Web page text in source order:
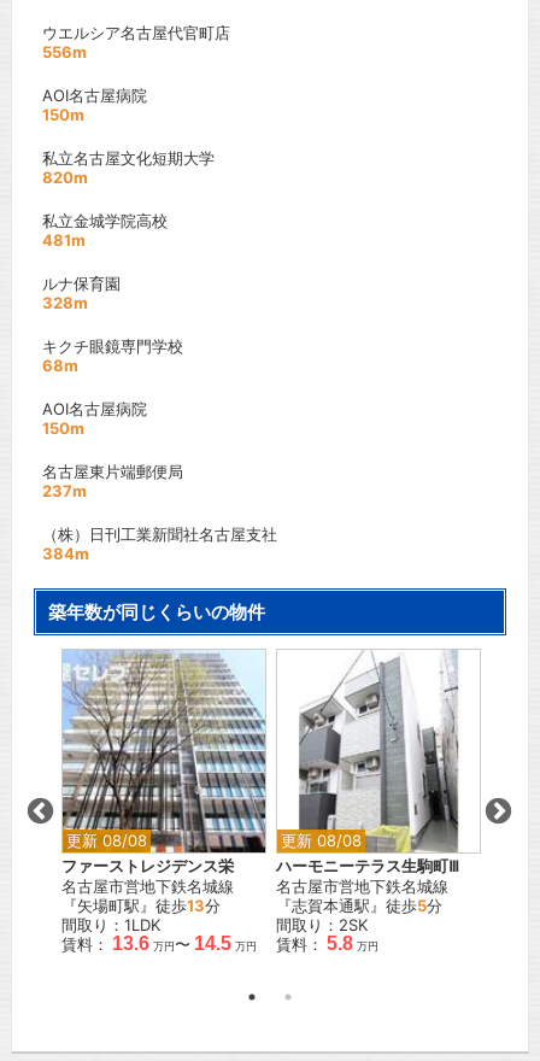
ウエルシア名古屋代官町店
556m
AOI名古屋病院
150m
私立名古屋文化短期大学
820m
私立金城学院高校
481m
ルナ保育園
328m
キクチ眼鏡専門学校
68m
AOI名古屋病院
150m
名古屋東片端郵便局
237m
（株）日刊工業新聞社名古屋支社
384m
築年数が同じくらいの物件
更新 08/08
ファーストレジデンス栄
名古屋市営地下鉄名城線
『矢場町駅』徒歩13分
間取り：1LDK
賃料： 13.6 万円〜 14.5 万円
更新 08/08
ハーモニーテラス生駒町Ⅲ
名古屋市営地下鉄名城線
『志賀本通駅』徒歩5分
間取り：2SK
賃料： 5.8 万円